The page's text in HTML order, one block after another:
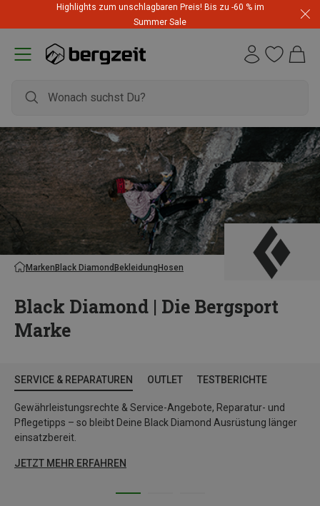
Highlights zum unschlagbaren Preis! Bis zu -60 % im
Summer Sale
MarkenBlack DiamondBekleidungHosen
Black Diamond | Die Bergsport
Marke
SERVICE & REPARATUREN OUTLET TESTBERICHTE
Gewährleistungsrechte & Service-Angebote, Reparatur- und
Pflegetipps – so bleibt Deine Black Diamond Ausrüstung länger
einsatzbereit.
JETZT MEHR ERFAHREN